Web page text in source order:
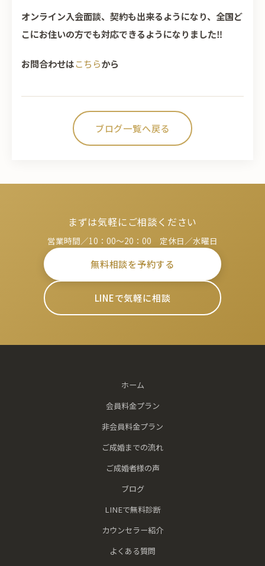
オンライン入会面談、契約も出来るようになり、全国ど
こにお住いの方でも対応できるようになりました‼
お問合わせはこちらから
ブログ一覧へ戻る
まずは気軽にご相談ください
営業時間／10：00～20：00 定休日／水曜日
無料相談を予約する
LINEで気軽に相談
ホーム
会員料金プラン
非会員料金プラン
ご成婚までの流れ
ご成婚者様の声
ブログ
LINEで無料診断
カウンセラー紹介
よくある質問